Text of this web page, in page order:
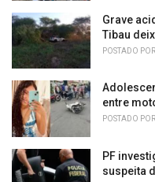
Grave
Tibau
POSTADO POR
entre
POSTADO POR
PF
suspeita